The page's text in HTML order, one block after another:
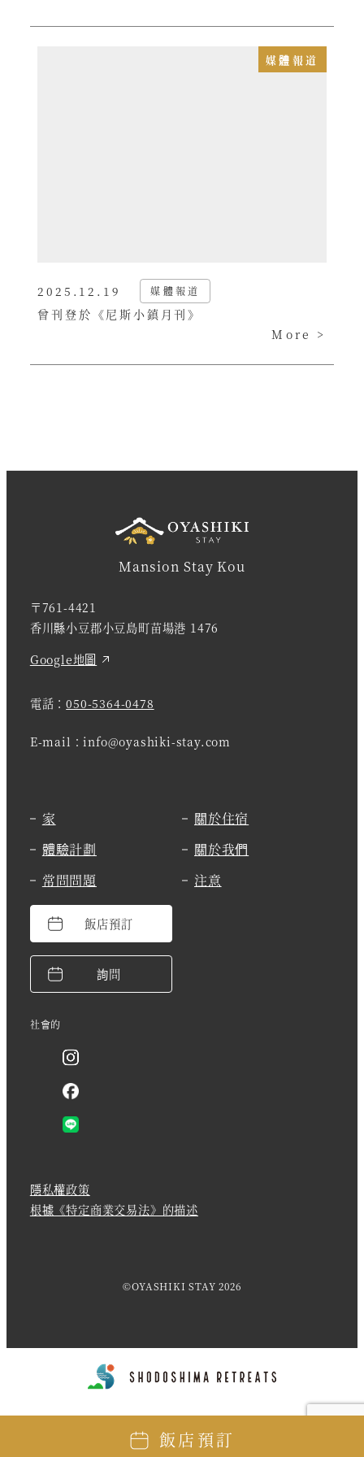
媒體報道
曾刊登於《尼斯小鎮月刊》
已發布
2025.12.19 媒體報道
Mansion Stay Kou
〒761-4421
香川縣小豆郡小豆島町苗場港 1476
Google地圖
電話：050-5364-0478
E-mail：info@oyashiki-stay.com
家
關於住宿
體驗計劃
關於我們
常問問題
注意
飯店預訂
詢問
社會的
隱私權政策
根據《特定商業交易法》的描述
©OYASHIKI STAY 2026
飯店預訂